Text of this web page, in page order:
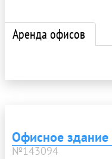
Аренда офисов
Офисное здание
№143094